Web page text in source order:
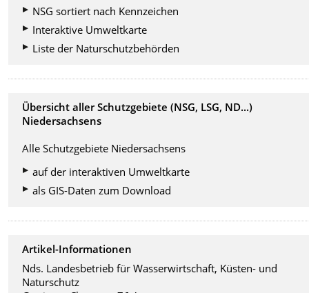
NSG sortiert nach Kennzeichen
Interaktive Umweltkarte
Liste der Naturschutzbehörden
Übersicht aller Schutzgebiete (NSG, LSG, ND...)
Niedersachsens
Alle Schutzgebiete Niedersachsens
auf der interaktiven Umweltkarte
als GIS-Daten zum Download
Artikel-Informationen
Nds. Landesbetrieb für Wasserwirtschaft, Küsten- und
Naturschutz